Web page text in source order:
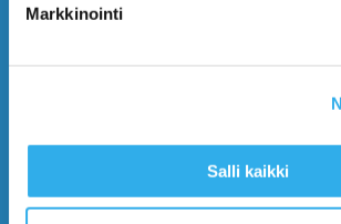
Markkinointi
Salli kaikki
Buy (395€/mo.)
Contact Us